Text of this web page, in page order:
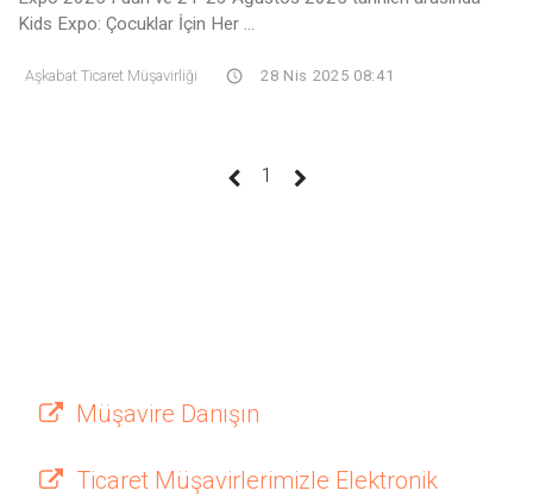
Kids Expo: Çocuklar İçin Her ...
Aşkabat Ticaret Müşavirliği 28 Nis 2025 08:41
1 (current)
Müşavire Danışın
Ticaret Müşavirlerimizle Elektronik